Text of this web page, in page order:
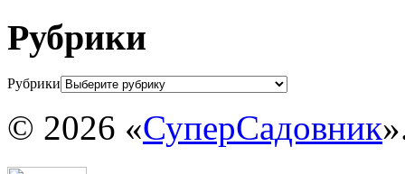
Рубрики
Рубрики
© 2026 «СуперСадовник